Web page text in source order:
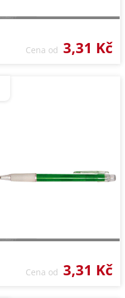
Cena od 3,31 Kč
Cena od 3,31 Kč